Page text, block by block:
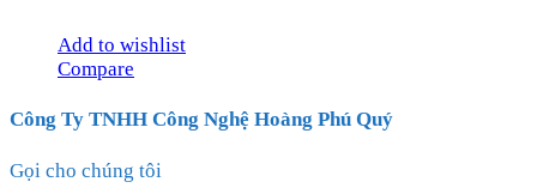
Add to wishlist
Compare
Công Ty TNHH Công Nghệ Hoàng Phú Quý
Gọi cho chúng tôi